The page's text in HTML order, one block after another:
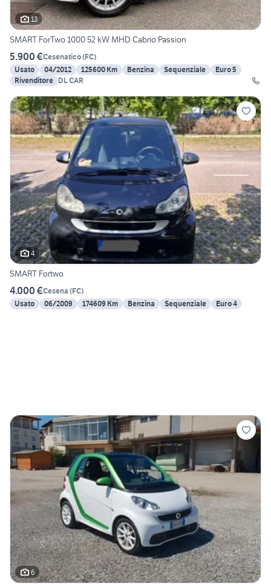
13
SMART ForTwo 1000 52 kW MHD Cabrio Passion
5.900 €Cesenatico(FC)
Usato
04/2012 125600 Km Benzina Sequenziale
Euro 5
Rivenditore DL CAR
4
SMART Fortwo
4.000 €Cesena (FC)
Usato
06/2009 174609 Km Benzina Sequenziale Euro 4
6